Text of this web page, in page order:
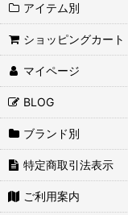
アイテム別
ショッピングカート
マイページ
BLOG
ブランド別
特定商取引法表示
ご利用案内